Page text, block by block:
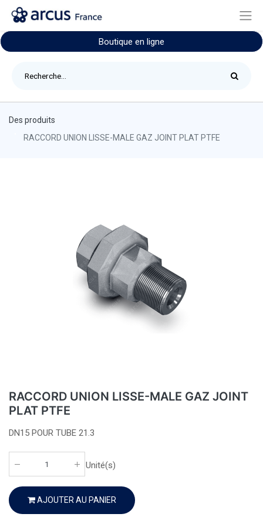
Boutique en ligne
Des produits
RACCORD UNION LISSE-MALE GAZ JOINT PLAT PTFE
RACCORD UNION LISSE-MALE GAZ JOINT
PLAT PTFE
DN15 POUR TUBE 21.3
Unité(s)
AJOUTER AU PANIER